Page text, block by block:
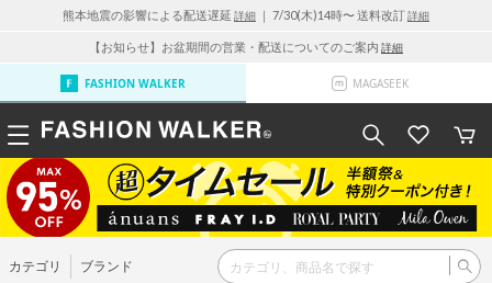
熊本地震の影響による配送遅延 詳細 ｜ 7/30(木)14時〜 送料改訂詳細
【お知らせ】お盆期間の営業・配送についてのご案内 詳細
FASHION WALKER MAGASEEK
カテゴリ ブランド